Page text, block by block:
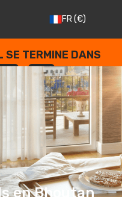
FR(€)
SE TERMINE DANS
--
SECONDES
en Bhoutan